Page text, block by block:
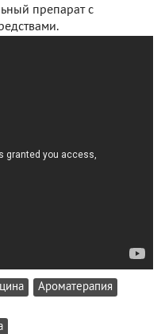
препарат с
Ароматерапия